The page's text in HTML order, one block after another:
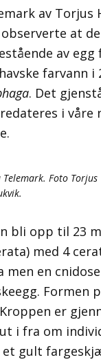
av Torjus
at
av
farvann
. Det
i våre
Foto Torjus
bli opp til 23
med 4
men en
Formen
er
i fra om
gult